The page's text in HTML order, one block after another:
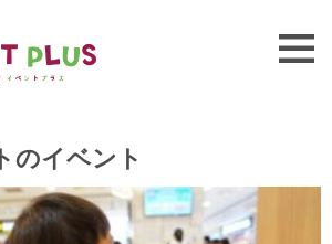
のイベント